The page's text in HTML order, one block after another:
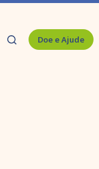
Doe e Ajude